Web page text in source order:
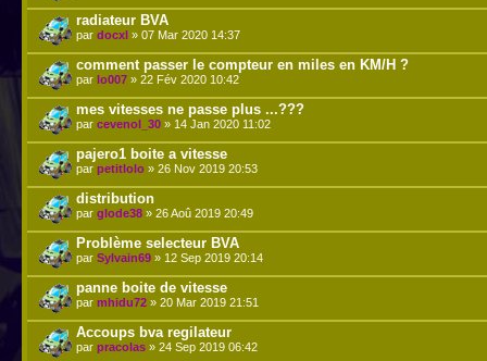
radiateur BVA
par docxl » 07 Mar 2020 14:37
comment passer le compteur en miles en KM/H ?
par lo007 » 22 Fév 2020 10:42
mes vitesses ne passe plus ...???
par cevenol_30 » 14 Jan 2020 11:02
pajero1 boite a vitesse
par petitlolo » 26 Nov 2019 20:53
distribution
par glode38 » 26 Aoû 2019 20:49
Problème selecteur BVA
par Sylvain69 » 12 Sep 2019 20:14
panne boite de vitesse
par mhidu72 » 20 Mar 2019 21:51
Accoups bva regilateur
par pracolas » 24 Sep 2019 06:42